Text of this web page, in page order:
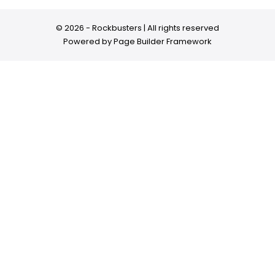
© 2026 - Rockbusters | All rights reserved
Powered byPage Builder Framework